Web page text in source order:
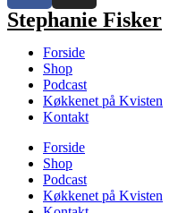
Stephanie Fisker
Forside
Shop
Podcast
Køkkenet på Kvisten
Kontakt
Forside
Shop
Podcast
Køkkenet på Kvisten